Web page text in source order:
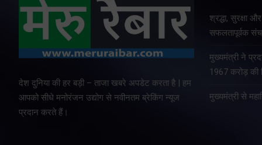
देश दुनिया की हर बड़ी – ताजा खबरे अपडेट करता है | हम
आपको सीधे मनोरंजन उद्योग से नवीनतम ब्रेकिंग न्यूज
प्रदान करते हैं।
श्रद्धा, सुरक्षा
सफलतापूर्वक
मुख्यमंत्री ने
1967 करोड़ की
मुख्यमंत्री से